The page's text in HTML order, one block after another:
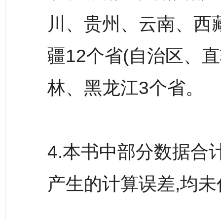
川、贵州、云南、
疆12个省(自治区、
林、黑龙江3个省。
4.本书中部分数据合
产生的计算误差,均